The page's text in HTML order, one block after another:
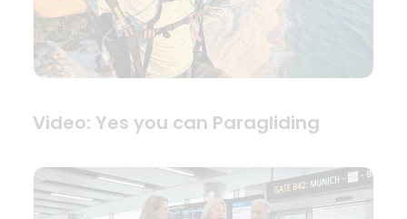
Video: Yes you can Paragliding